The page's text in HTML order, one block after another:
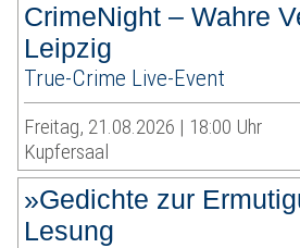
CrimeNight – Wahre
Leipzig
True-Crime Live-Event
Freitag, 21.08.2026 | 18:00 Uhr
Kupfersaal
»Gedichte zur
Lesung